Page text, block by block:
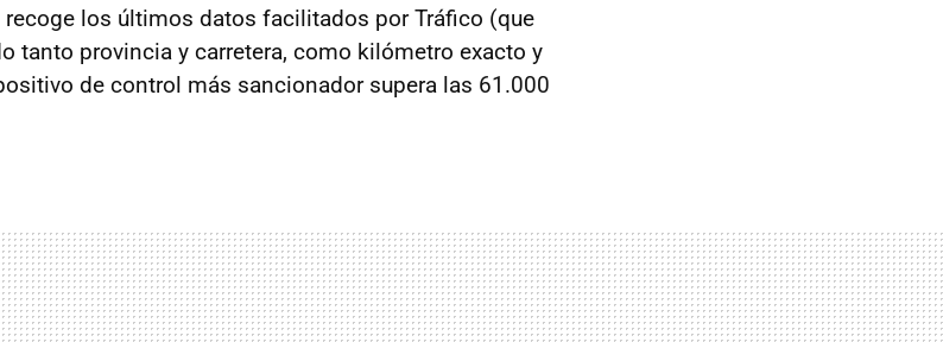
los últimos datos facilitados por Tráfico (que
tanto provincia y carretera, como kilómetro exacto y
de control más sancionador supera las 61.000